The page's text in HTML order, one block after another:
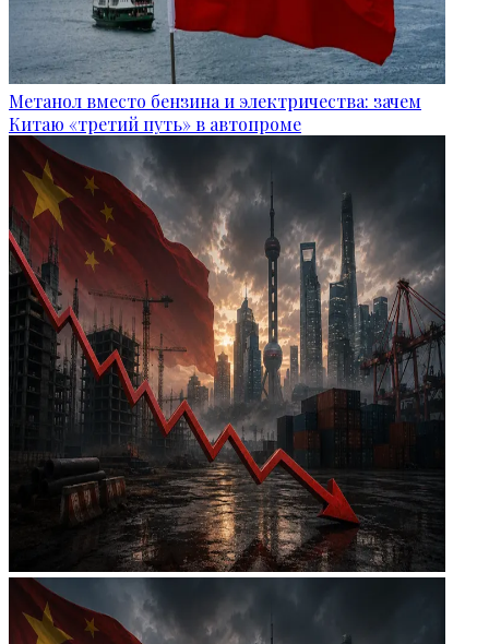
Метанол вместо бензина и электричества: зачем
Китаю «третий путь» в автопроме